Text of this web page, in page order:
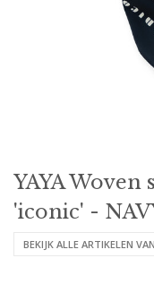
YAYA
'iconic' -
BEKIJK ALLE ARTIKELEN